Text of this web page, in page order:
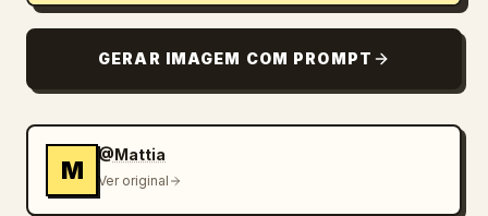
vitória.","subcard_text_line_2":"Vamos fazer
preguiça fofo usando uma faixa de cabelo
creme e roupa de treino verde-menta, em pé e
direita"},"sections":[{"title":"Esta
Semana","position":"superior
central","count":3,"labels":
GERAR IMAGEM COM PROMPT
M
@Mattia
Ver original